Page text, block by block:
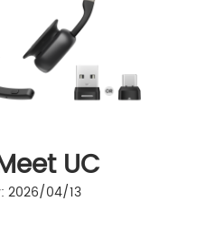
UC
2026/04/13